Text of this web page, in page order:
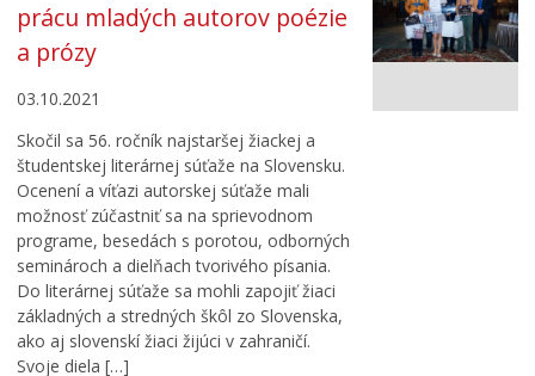
prácu mladých autorov poézie
a prózy
03.10.2021
Skočil sa 56. ročník najstaršej žiackej a
študentskej literárnej súťaže na Slovensku.
Ocenení a víťazi autorskej súťaže mali
možnosť zúčastniť sa na sprievodnom
programe, besedách s porotou, odborných
seminároch a dielňach tvorivého písania.
Do literárnej súťaže sa mohli zapojiť žiaci
základných a stredných škôl zo Slovenska,
ako aj slovenskí žiaci žijúci v zahraničí.
Svoje diela […]